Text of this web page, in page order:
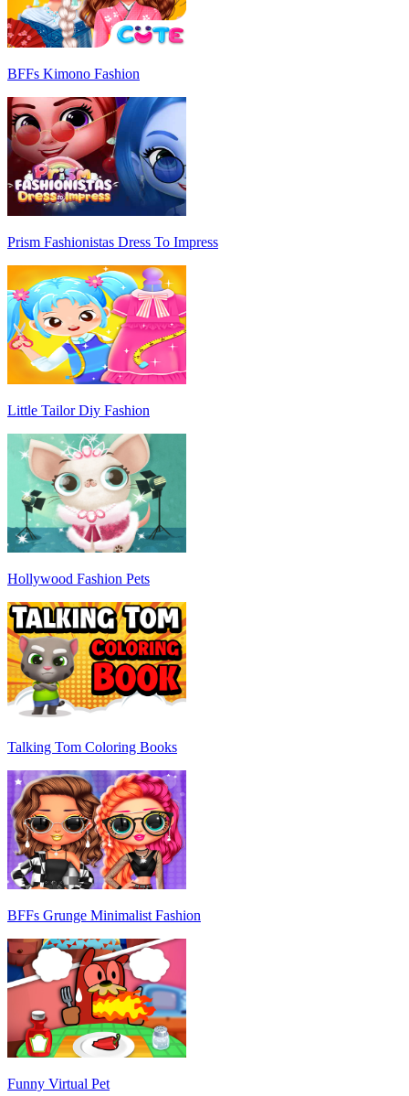
BFFs Kimono Fashion
Prism Fashionistas Dress To Impress
Little Tailor Diy Fashion
Hollywood Fashion Pets
Talking Tom Coloring Books
BFFs Grunge Minimalist Fashion
Funny Virtual Pet